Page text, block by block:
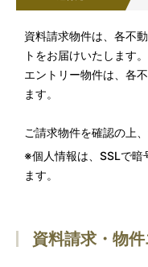
資料請求物件は、各不
トをお届けいたします。
エントリー物件は、各
ます。
ご請求物件を確認の上
※個人情報は、SSLで暗
ます。
資料請求・物